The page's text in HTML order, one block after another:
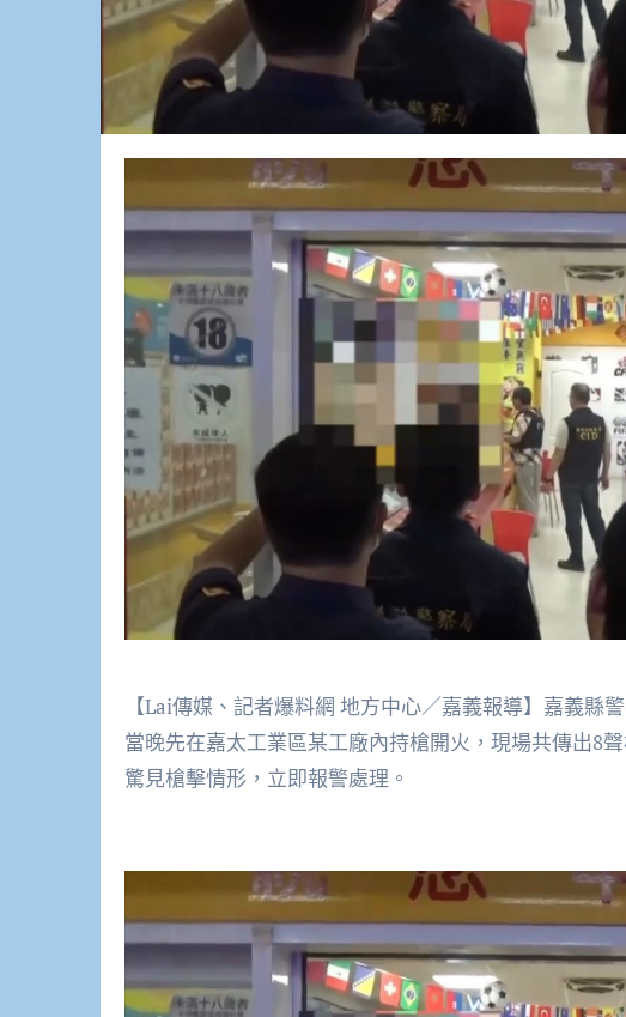
【Lai傳媒、記者爆料網 地方中心／嘉義報導】嘉義縣
當晚先在嘉太工業區某工廠內持槍開火，現場共傳出8
驚見槍擊情形，立即報警處理。